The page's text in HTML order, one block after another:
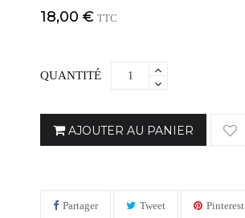
18,00 € TTC
QUANTITÉ
AJOUTER AU PANIER
Partager Tweet Pinterest